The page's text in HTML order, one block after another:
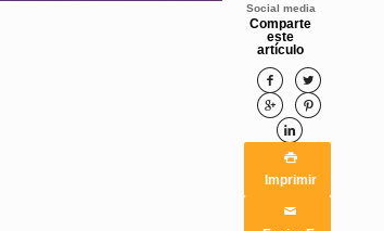
Social media
Comparte
este
artículo
 
 


Imprimir
✉